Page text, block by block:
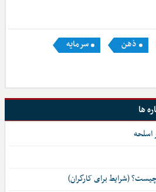
ذهن
سرمایه
ها
اسلحه
(شرایط برای کارگران)